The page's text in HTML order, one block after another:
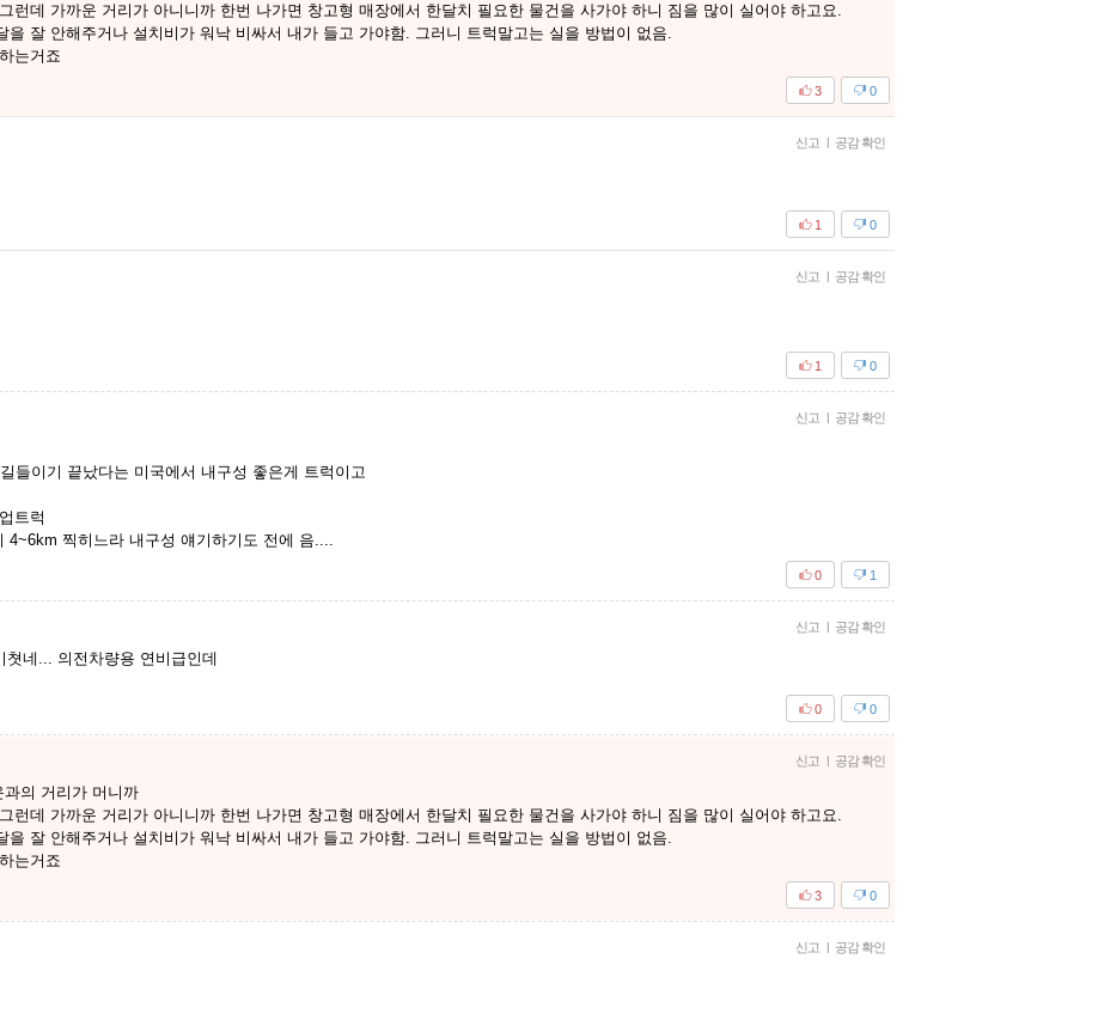
런데 가까운 거리가 아니니까 한번 나가면 창고형 매장에서 한달치 필요한 물건을 사가야 하니 짐을 많이 실어야 하고요.
을 잘 안해주거나 설치비가 워낙 비싸서 내가 들고 가야함. 그러니 트럭말고는 실을 방법이 없음.
는거죠
0
3
신고 | 공감 확인
0
1
신고 | 공감 확인
0
1
신고 | 공감 확인
들이기 끝났다는 미국에서 내구성 좋은게 트럭이고
트럭
4~6km 찍히느라 내구성 얘기하기도 전에 음....
1
0
신고 | 공감 확인
네... 의전차량용 연비급인데
0
0
신고 | 공감 확인
의 거리가 머니까
런데 가까운 거리가 아니니까 한번 나가면 창고형 매장에서 한달치 필요한 물건을 사가야 하니 짐을 많이 실어야 하고요.
을 잘 안해주거나 설치비가 워낙 비싸서 내가 들고 가야함. 그러니 트럭말고는 실을 방법이 없음.
는거죠
0
3
신고 | 공감 확인